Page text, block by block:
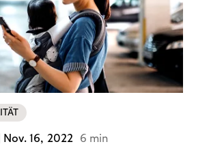
Nov. 16, 2022 6 min